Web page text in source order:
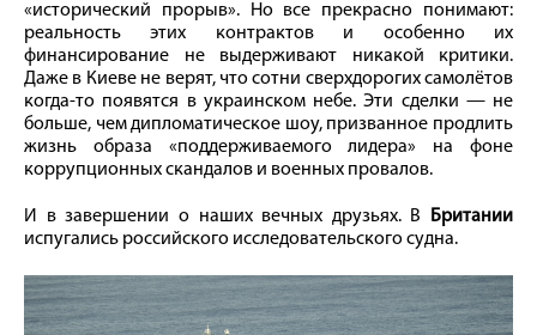
«исторический прорыв». Но все прекрасно понимают:
реальность этих контрактов и особенно их
финансирование не выдерживают никакой критики.
Даже в Киеве не верят, что сотни сверхдорогих самолётов
когда-то появятся в украинском небе. Эти сделки — не
больше, чем дипломатическое шоу, призванное продлить
жизнь образа «поддерживаемого лидера» на фоне
коррупционных скандалов и военных провалов.
И в завершении о наших вечных друзьях. В Британии
испугались российского исследовательского судна.